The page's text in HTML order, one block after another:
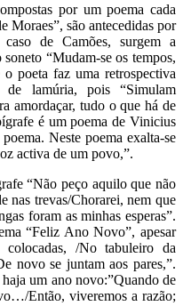
por um poema cada
Moraes”, são antecedidas por
de Camões, surgem a
“Mudam-se os tempos,
o poeta faz uma retrospectiva
lamúria, pois “Simulam
amordaçar, tudo o que há de
é um poema de Vinicius
Neste poema exalta-se
activa de um povo,”.
“Não peço aquilo que não
nas trevas/Chorarei, nem que
foram as minhas esperas”.
“Feliz Ano Novo”, apesar
/No tabuleiro da
novo se juntam aos pares,”.
um ano novo:”Quando de
Então, viveremos a razão;